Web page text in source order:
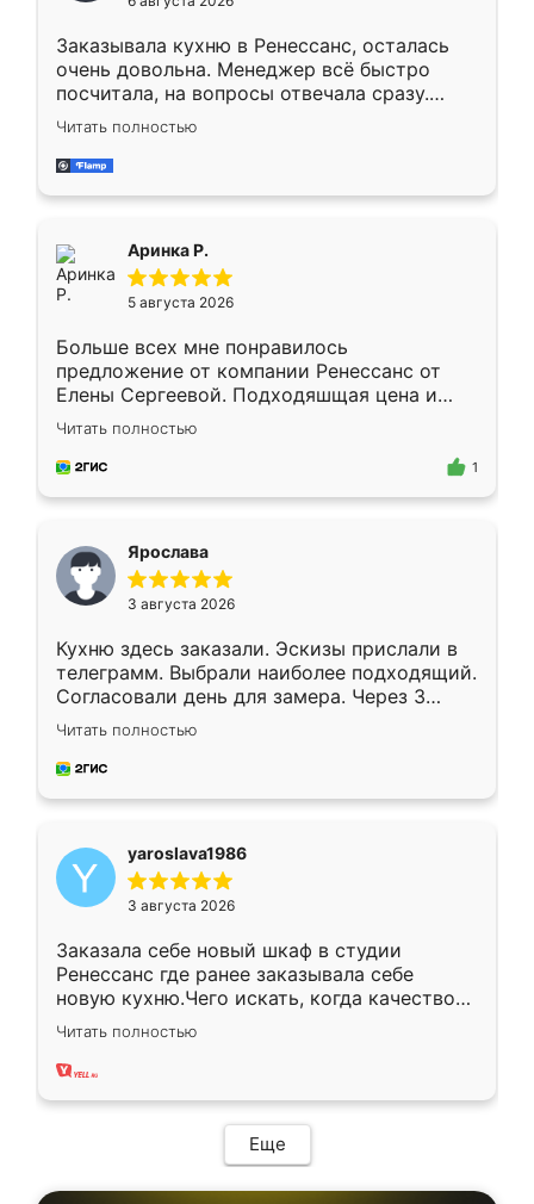
мебели буду заказывать только здесь.
Заказывала кухню в Ренессанс, осталась
очень довольна. Менеджер всё быстро
посчитала, на вопросы отвечала сразу.
Замерщик приехал в субботу, подошёл к
делу со всей ответственностью. Собрали
за день, ребята работали аккуратно, даже
Читать полностью
Аринка Р.
5 августа 2026
Больше всех мне понравилось
предложение от компании Ренессанс от
Елены Сергеевой. Подходяшщая цена и
короткие сроки изготовления. Приехавший
для замера сотрудник Владислав
предложил по моему эскизу самый
Читать полностью
1
Ярослава
3 августа 2026
Кухню здесь заказали. Эскизы прислали в
телеграмм. Выбрали наиболее подходящий.
Согласовали день для замера. Через 3
недели кухня была уже готова. Остались
довольны работой. Спасибо Ренессанс
мебель за качественную работу!
Читать полностью
yaroslava1986
3 августа 2026
Заказала себе новый шкаф в студии
Ренессанс где ранее заказывала себе
новую кухню.Чего искать, когда качеством
вполне довольна. Служит кухня уже почти
два года, нареканий нет.
Читать полностью
Еще